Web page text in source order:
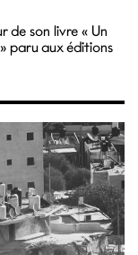
de son livre « Un
paru aux éditions